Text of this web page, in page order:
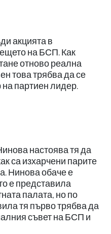
акцията в
на БСП. Как
отново реална
това трябва да се
партиен лидер.
настоява тя да
са изхарчени парите
Нинова обаче е
е представила
палата, но по
тя първо трябва да
съвет на БСП и